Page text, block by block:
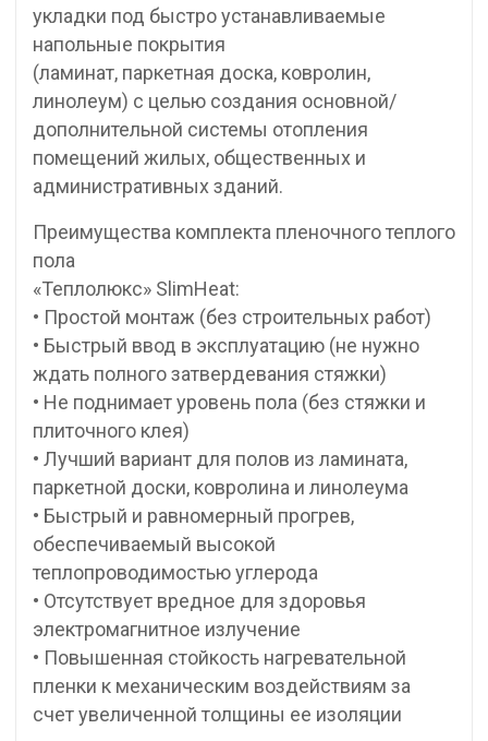
укладки под быстро устанавливаемые
напольные покрытия
(ламинат, паркетная доска, ковролин,
линолеум) с целью создания основной/
дополнительной системы отопления
помещений жилых, общественных и
административных зданий.
Преимущества комплекта пленочного теплого
пола
«Теплолюкс» SlimHeat:
• Простой монтаж (без строительных работ)
• Быстрый ввод в эксплуатацию (не нужно
ждать полного затвердевания стяжки)
• Не поднимает уровень пола (без стяжки и
плиточного клея)
• Лучший вариант для полов из ламината,
паркетной доски, ковролина и линолеума
• Быстрый и равномерный прогрев,
обеспечиваемый высокой
теплопроводимостью углерода
• Отсутствует вредное для здоровья
электромагнитное излучение
• Повышенная стойкость нагревательной
пленки к механическим воздействиям за
счет увеличенной толщины ее изоляции